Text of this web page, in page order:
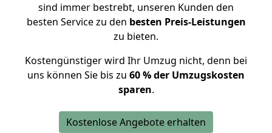
sind immer bestrebt, unseren Kunden den
besten Service zu den besten Preis-Leistungen
zu bieten.
Kostengünstiger wird Ihr Umzug nicht, denn bei
uns können Sie bis zu 60 % der Umzugskosten
sparen.
Kostenlose Angebote erhalten